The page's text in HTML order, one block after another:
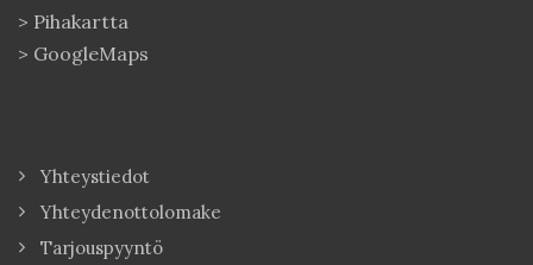
> Pihakartta
> GoogleMaps
Yhteystiedot
Yhteydenottolomake
Tarjouspyyntö